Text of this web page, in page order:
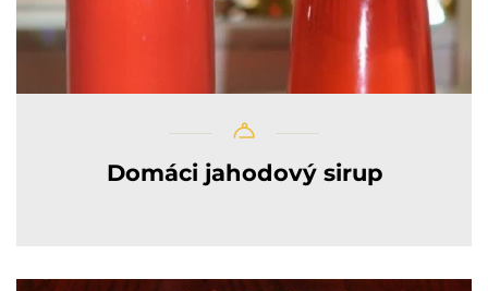
Domáci jahodový sirup